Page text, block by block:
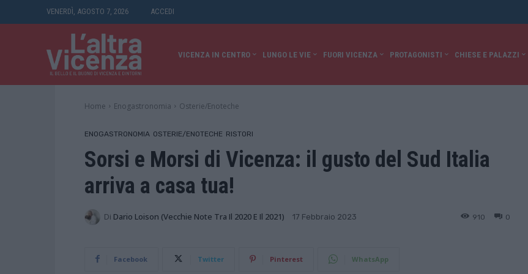
VENERDÌ, AGOSTO 7, 2026 ACCEDI
VICENZA IN CENTRO LUNGO LE VIE FUORI VICENZA PROTAGONISTI CHIESE E PALAZZI
Home Enogastronomia Osterie/Enoteche
ENOGASTRONOMIA OSTERIE/ENOTECHE RISTORI
Sorsi e Morsi di Vicenza: il gusto del Sud Italia
arriva a casa tua!
Di Dario Loison (vecchie Note Tra Il 2020 E Il 2021) 17 Febbraio 2023 0
910
Facebook Twitter Pinterest WhatsApp